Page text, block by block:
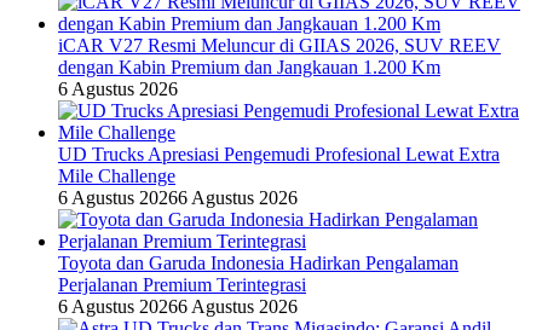
iCAR V27 Resmi Meluncur di GIIAS 2026, SUV REEV
dengan Kabin Premium dan Jangkauan 1.200 Km
6 Agustus 2026
UD Trucks Apresiasi Pengemudi Profesional Lewat Extra
Mile Challenge
6 Agustus 20266 Agustus 2026
Toyota dan Garuda Indonesia Hadirkan Pengalaman
Perjalanan Premium Terintegrasi
6 Agustus 20266 Agustus 2026